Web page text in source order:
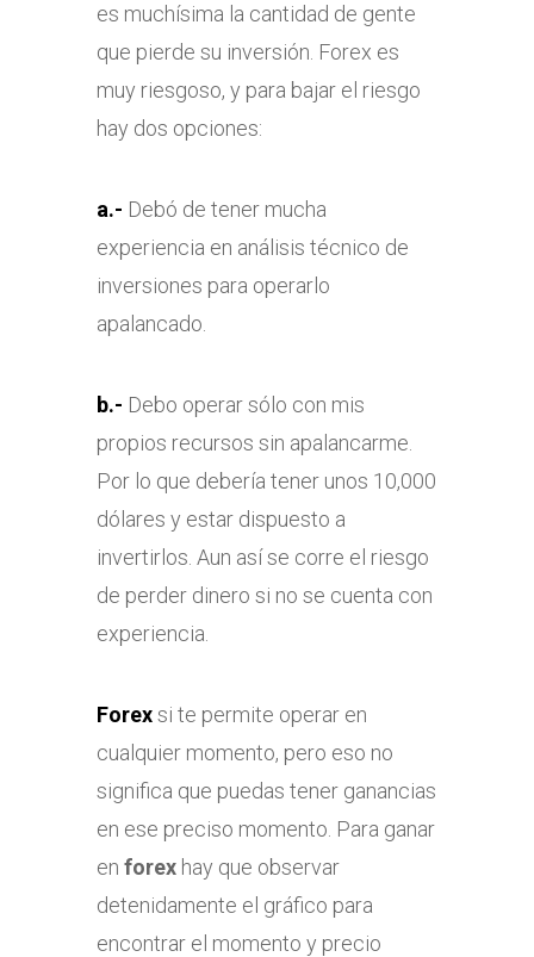
es muchísima la cantidad de gente
que pierde su inversión. Forex es
muy riesgoso, y para bajar el riesgo
hay dos opciones:
a.- Debó de tener mucha
experiencia en análisis técnico de
inversiones para operarlo
apalancado.
b.- Debo operar sólo con mis
propios recursos sin apalancarme.
Por lo que debería tener unos 10,000
dólares y estar dispuesto a
invertirlos. Aun así se corre el riesgo
de perder dinero si no se cuenta con
experiencia.
Forexsi te permite operar en
cualquier momento, pero eso no
significa que puedas tener ganancias
en ese preciso momento. Para ganar
en forexhay que observar
detenidamente el gráfico para
encontrar el momento y precio